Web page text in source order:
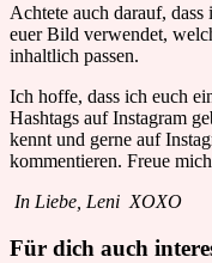
Achtete auch darauf,
euer Bild verwendet,
inhaltlich passen.
Ich hoffe, dass ich euch
Hashtags auf Instagram
kennt und gerne auf
kommentieren. Freue
In Liebe, Leni XOXO
Für dich auch